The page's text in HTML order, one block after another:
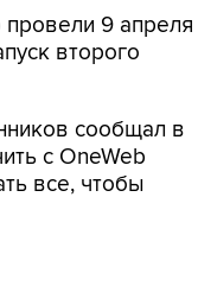
провели 9 апреля
второго
сообщал в
с OneWeb
все, чтобы